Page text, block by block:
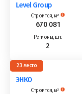
Level Group
670 081
2
23
ЭНКО